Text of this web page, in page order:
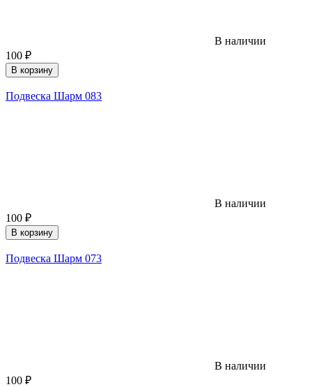
В наличии
100 ₽
В корзину
Подвеска Шарм 083
В наличии
100 ₽
В корзину
Подвеска Шарм 073
В наличии
100 ₽